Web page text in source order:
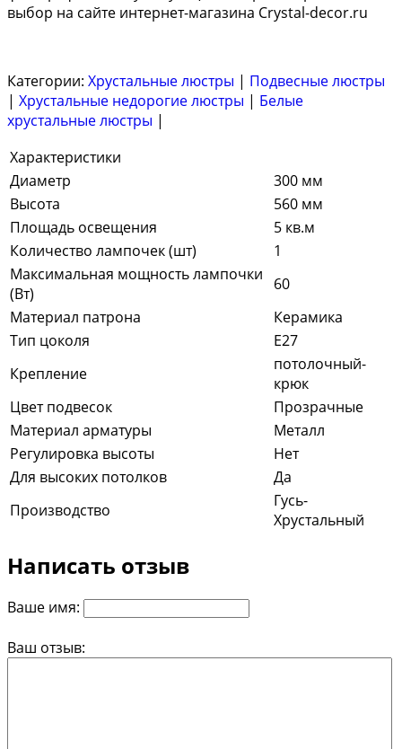
выбор на сайте интернет-магазина Crystal-decor.ru
Категории: Хрустальные люстры | Подвесные люстры
| Хрустальные недорогие люстры | Белые
хрустальные люстры |
Характеристики
Диаметр
300 мм
Высота
560 мм
Площадь освещения
5 кв.м
Количество лампочек (шт)
1
Максимальная мощность лампочки
(Вт)
60
Материал патрона
Керамика
Тип цоколя
E27
Крепление
потолочный-
крюк
Цвет подвесок
Прозрачные
Материал арматуры
Металл
Регулировка высоты
Нет
Для высоких потолков
Да
Производство
Гусь-
Хрустальный
Написать отзыв
Ваше имя:
Ваш отзыв: